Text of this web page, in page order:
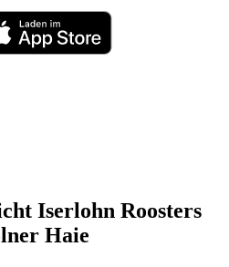
Iserlohn Roosters
Haie